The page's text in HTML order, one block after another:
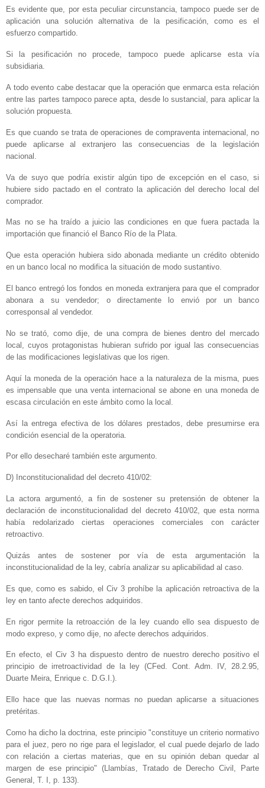
Es evidente que, por esta peculiar circunstancia, tampoco puede ser de
aplicación una solución alternativa de la pesificación, como es el
esfuerzo compartido.
Si la pesificación no procede, tampoco puede aplicarse esta vía
subsidiaria.
A todo evento cabe destacar que la operación que enmarca esta relación
entre las partes tampoco parece apta, desde lo sustancial, para aplicar la
solución propuesta.
Es que cuando se trata de operaciones de compraventa internacional, no
puede aplicarse al extranjero las consecuencias de la legislación
nacional.
Va de suyo que podría existir algún tipo de excepción en el caso, si
hubiere sido pactado en el contrato la aplicación del derecho local del
comprador.
Mas no se ha traído a juicio las condiciones en que fuera pactada la
importación que financió el Banco Río de la Plata.
Que esta operación hubiera sido abonada mediante un crédito obtenido
en un banco local no modifica la situación de modo sustantivo.
El banco entregó los fondos en moneda extranjera para que el comprador
abonara a su vendedor; o directamente lo envió por un banco
corresponsal al vendedor.
No se trató, como dije, de una compra de bienes dentro del mercado
local, cuyos protagonistas hubieran sufrido por igual las consecuencias
de las modificaciones legislativas que los rigen.
Aquí la moneda de la operación hace a la naturaleza de la misma, pues
es impensable que una venta internacional se abone en una moneda de
escasa circulación en este ámbito como la local.
Así la entrega efectiva de los dólares prestados, debe presumirse era
condición esencial de la operatoria.
Por ello desecharé también este argumento.
D) Inconstitucionalidad del decreto 410/02:
La actora argumentó, a fin de sostener su pretensión de obtener la
declaración de inconstitucionalidad del decreto 410/02, que esta norma
había redolarizado ciertas operaciones comerciales con carácter
retroactivo.
Quizás antes de sostener por vía de esta argumentación la
inconstitucionalidad de la ley, cabría analizar su aplicabilidad al caso.
Es que, como es sabido, el Civ 3 prohíbe la aplicación retroactiva de la
ley en tanto afecte derechos adquiridos.
En rigor permite la retroacción de la ley cuando ello sea dispuesto de
modo expreso, y como dije, no afecte derechos adquiridos.
En efecto, el Civ 3 ha dispuesto dentro de nuestro derecho positivo el
principio de irretroactividad de la ley (CFed. Cont. Adm. IV, 28.2.95,
Duarte Meira, Enrique c. D.G.I.).
Ello hace que las nuevas normas no puedan aplicarse a situaciones
pretéritas.
Como ha dicho la doctrina, este principio "constituye un criterio normativo
para el juez, pero no rige para el legislador, el cual puede dejarlo de lado
con relación a ciertas materias, que en su opinión deban quedar al
margen de ese principio" (Llambías, Tratado de Derecho Civil, Parte
General, T. I, p. 133).